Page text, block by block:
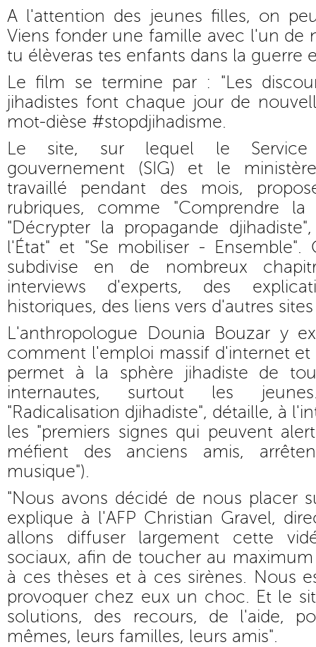
A l'attention des jeunes filles, on
Viens fonder une famille avec l'un de
tu élèveras tes enfants dans la guerre
Le film se termine par : "Les
jihadistes font chaque jour de
mot-dièse #stopdjihadisme.
Le site, sur lequel le Service
gouvernement (SIG) et le
travaillé pendant des mois,
rubriques, comme "Comprendre la
"Décrypter la propagande
l'État" et "Se mobiliser - Ensemble".
subdivise en de nombreux
interviews d'experts, des
historiques, des liens vers d'autres
L'anthropologue Dounia Bouzar y
comment l'emploi massif d'internet et
permet à la sphère jihadiste de
internautes, surtout les
"Radicalisation djihadiste", détaille, à
les "premiers signes qui peuvent
méfient des anciens amis,
musique").
"Nous avons décidé de nous placer
explique à l'AFP Christian Gravel,
allons diffuser largement cette
sociaux, afin de toucher au maximum
à ces thèses et à ces sirènes. Nous
provoquer chez eux un choc. Et le
solutions, des recours, de l'aide,
mêmes, leurs familles, leurs amis".